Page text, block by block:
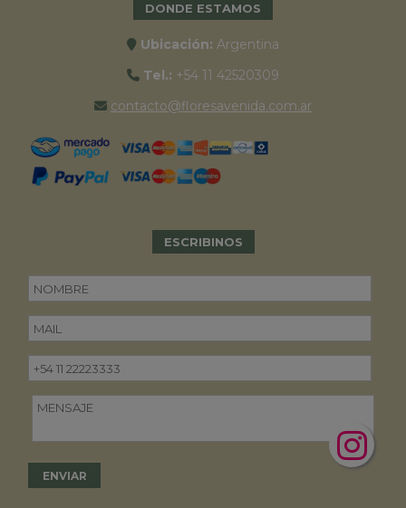
DONDE ESTAMOS
Ubicación: Argentina
Tel.: +54 11 42520309
contacto@floresavenida.com.ar
ESCRIBINOS